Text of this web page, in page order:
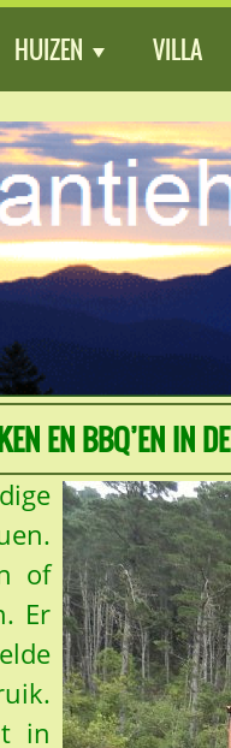
EN BBQ’EN IN
of
Er
in
HUIZEN VILLA